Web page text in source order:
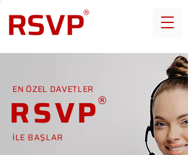
EN ÖZEL DAVETLER
RSVP
İLE BAŞLAR